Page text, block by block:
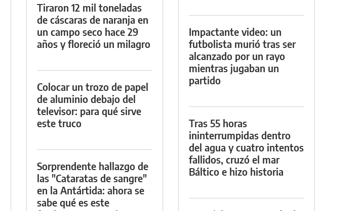
Tiraron 12 mil toneladas
de cáscaras de naranja en
un campo seco hace 29
años y floreció un milagro
Colocar un trozo de papel
de aluminio debajo del
televisor: para qué sirve
este truco
Sorprendente hallazgo de
las "Cataratas de sangre"
en la Antártida: ahora se
sabe qué es este
Impactante video: un
futbolista murió tras ser
alcanzado por un rayo
mientras jugaban un
partido
Tras 55 horas
ininterrumpidas dentro
del agua y cuatro intentos
fallidos, cruzó el mar
Báltico e hizo historia